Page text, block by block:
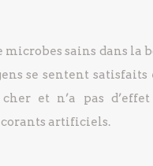
sains dans la
se sentent satisfaits
et n’a pas d’effet
artificiels.